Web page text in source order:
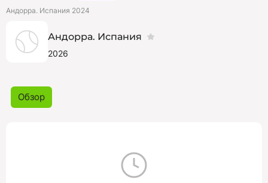
Андорра. Испания 2024
Андорра. Испания
2026
Обзор